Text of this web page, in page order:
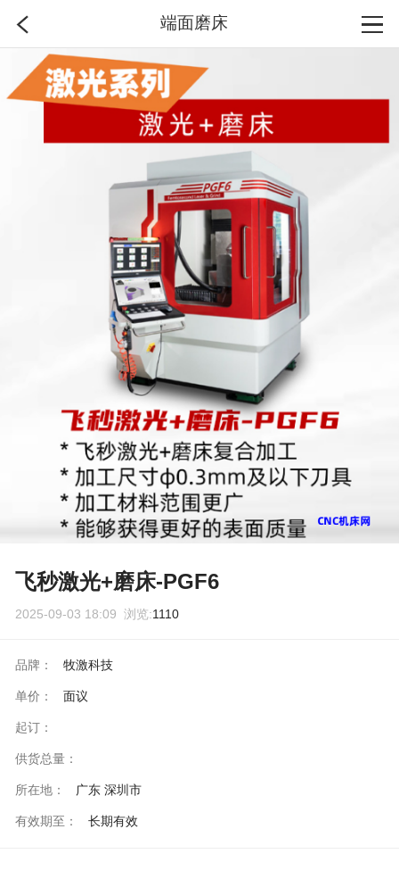
端面磨床
飞秒激光+磨床-PGF6
2025-09-03 18:09 浏览:1110
品牌： 牧激科技
单价： 面议
起订：
供货总量：
所在地： 广东 深圳市
有效期至： 长期有效